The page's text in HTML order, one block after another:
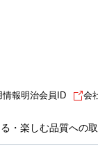
・楽しむ品質への
情報明治会員ID 会